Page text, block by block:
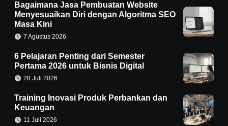
Bagaimana Jasa Pembuatan Website
Menyesuaikan Diri dengan Algoritma SEO
Masa Kini
7 Agustus 2026
6 Pelajaran Penting dari Semester
Pertama 2026 untuk Bisnis Digital
28 Juli 2026
Training Inovasi Produk Perbankan dan
Keuangan
11 Juli 2026